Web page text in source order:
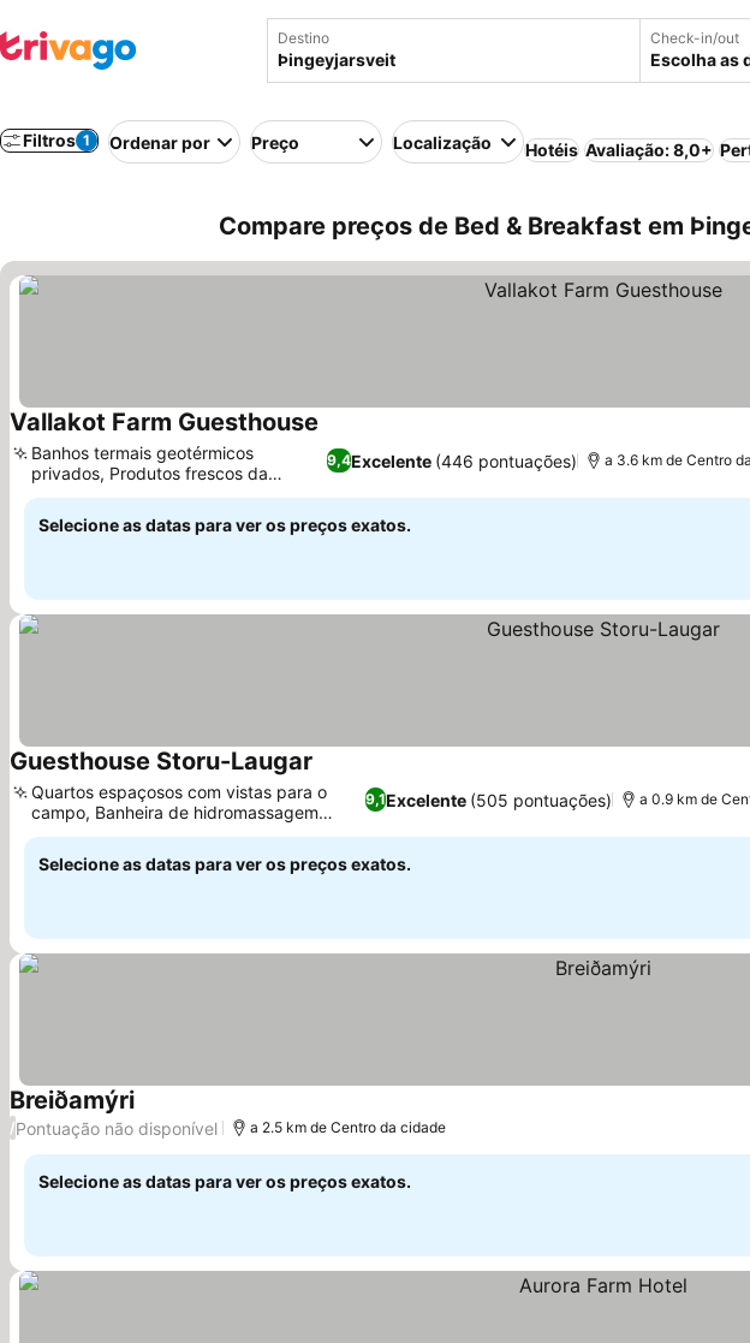
Destino Check-in/out
Escolha as
Filtros 1 Ordenar por Preço Localização Hotéis Avaliação: 8,0+
Compare preços de Bed & Breakfast em
Vallakot Farm Guesthouse
9,4Excelente (446 pontuações)
Banhos termais geotérmicos
privados, Produtos frescos da
fazenda no local
a 3.6 km de Centro
Selecione as datas para ver os preços exatos.
Guesthouse Storu-Laugar
9,1Excelente (505 pontuações)
Quartos espaçosos com vistas para o
campo, Banheira de hidromassagem
natural 24 horas
a 0.9 km de
Selecione as datas para ver os preços exatos.
Breiðamýri
/Pontuação não disponível a 2.5 km de Centro da cidade
Selecione as datas para ver os preços exatos.